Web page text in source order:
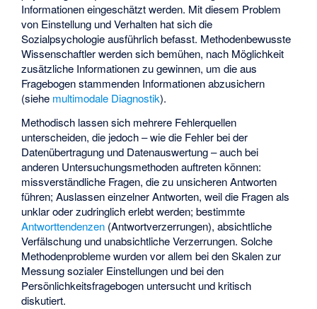
Informationen eingeschätzt werden. Mit diesem Problem
von Einstellung und Verhalten hat sich die
Sozialpsychologie ausführlich befasst. Methodenbewusste
Wissenschaftler werden sich bemühen, nach Möglichkeit
zusätzliche Informationen zu gewinnen, um die aus
Fragebogen stammenden Informationen abzusichern
(siehe multimodale Diagnostik).
Methodisch lassen sich mehrere Fehlerquellen
unterscheiden, die jedoch – wie die Fehler bei der
Datenübertragung und Datenauswertung – auch bei
anderen Untersuchungsmethoden auftreten können:
missverständliche Fragen, die zu unsicheren Antworten
führen; Auslassen einzelner Antworten, weil die Fragen als
unklar oder zudringlich erlebt werden; bestimmte
Antworttendenzen (Antwortverzerrungen), absichtliche
Verfälschung und unabsichtliche Verzerrungen. Solche
Methodenprobleme wurden vor allem bei den Skalen zur
Messung sozialer Einstellungen und bei den
Persönlichkeitsfragebogen untersucht und kritisch
diskutiert.